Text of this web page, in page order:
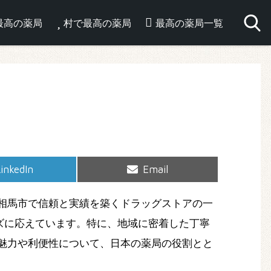
高の薬局 村で最高の薬局 最高の薬局一覧
Share
Email
市で信頼と実績を築くドラッグストアの一
応えています。特に、地域に密着した丁寧
や利便性について、日本の薬局の役割とと